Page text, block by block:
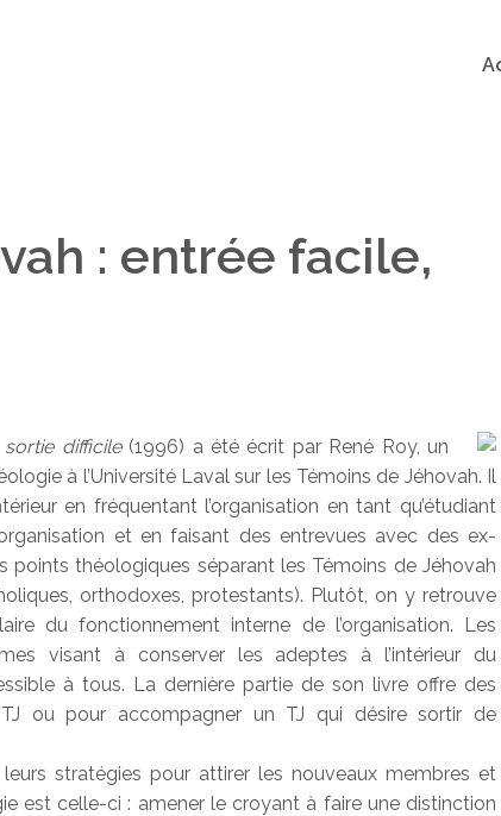
: entrée facile,
difficile(1996) a été écrit par René Roy, un
à l’Université Laval sur les Témoins de Jéhovah. Il
en fréquentant l’organisation en tant qu’étudiant
et en faisant des entrevues avec des ex-
points théologiques séparant les Témoins de Jéhovah
orthodoxes, protestants). Plutôt, on y retrouve
du fonctionnement interne de l’organisation. Les
visant à conserver les adeptes à l’intérieur du
à tous. La dernière partie de son livre offre des
ou pour accompagner un TJ qui désire sortir de
leurs stratégies pour attirer les nouveaux membres et
est celle-ci : amener le croyant à faire une distinction